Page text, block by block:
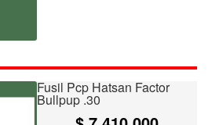
Fusil Pcp Hatsan Factor
Bullpup .30